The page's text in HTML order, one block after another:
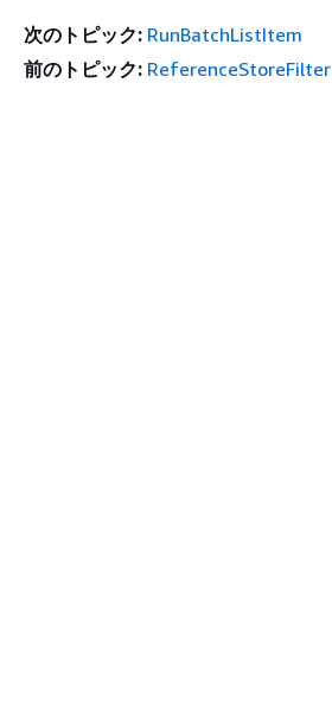
次のトピック: RunBatchListItem
前のトピック: ReferenceStoreFilter